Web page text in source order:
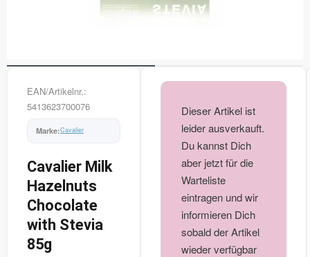
EAN/Artikelnr.:
5413623700076
Cavalier
Cavalier Milk
Hazelnuts
Chocolate
with Stevia
85g
Dieser Artikel ist
leider ausverkauft.
Du kannst Dich
aber jetzt für die
Warteliste
eintragen und wir
informieren Dich
sobald der Artikel
wieder verfügbar